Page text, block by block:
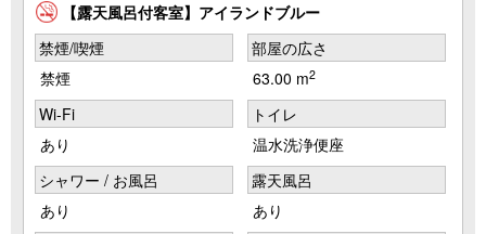
【露天風呂付客室】アイランドブルー
禁煙/喫煙
禁煙
部屋の広さ
63.00 m2
Wi-Fi
あり
トイレ
温水洗浄便座
シャワー / お風呂
あり
露天風呂
あり